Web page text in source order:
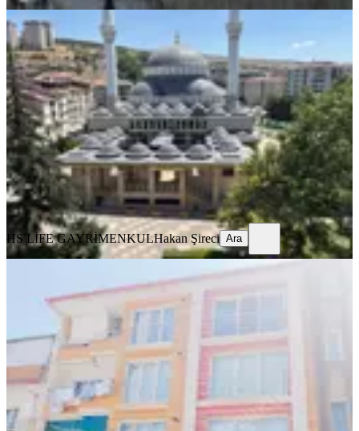
YENİ
Hs Life Grup Tan Kanalboyunda
Satlık 3+1 Daire
Battalgazi, Kernek Mahallesi
3+1·160 m²·4. Kat· 07.08.2026
3.100.000 ₺
HS LİFE GAYRİMENKUL Hakan Şireci
Ara
HS LİFE GAYRİMENKULHakan Şireci Ara
Fourx4 Gayrimenkulden Satılık 2+1
Daire Vakıf Park Karşısı
Battalgazi, Paşaköşkü Mahallesi
·115 m²· Yüksek giriş
2.250.000 ₺